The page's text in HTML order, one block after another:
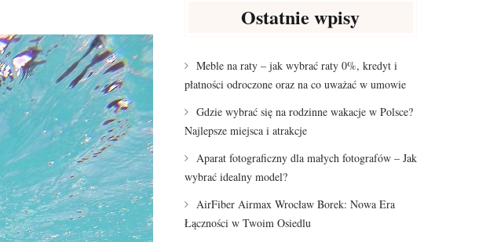
Ostatnie wpisy
Meble na raty – jak wybrać raty 0%, kredyt i
płatności odroczone oraz na co uważać w umowie
Gdzie wybrać się na rodzinne wakacje w Polsce?
Najlepsze miejsca i atrakcje
Aparat fotograficzny dla małych fotografów – Jak
wybrać idealny model?
AirFiber Airmax Wrocław Borek: Nowa Era
Łączności w Twoim Osiedlu